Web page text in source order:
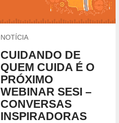
NOTÍCIA
CUIDANDO DE
QUEM CUIDA É O
PRÓXIMO
WEBINAR SESI –
CONVERSAS
INSPIRADORAS